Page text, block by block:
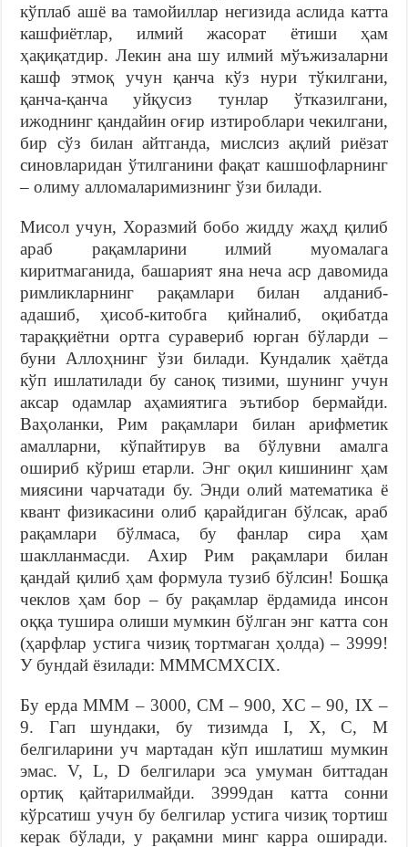
кўплаб ашё ва тамойиллар негизида аслида катта
кашфиётлар, илмий жасорат ётиши ҳам
ҳақиқатдир. Лекин ана шу илмий мўъжизаларни
кашф этмоқ учун қанча кўз нури тўкилгани,
қанча-қанча уйқусиз тунлар ўтказилгани,
ижоднинг қандайин оғир изтироблари чекилгани,
бир сўз билан айтганда, мислсиз ақлий риёзат
синовларидан ўтилганини фақат кашшофларнинг
– олиму алломаларимизнинг ўзи билади.
Мисол учун, Хоразмий бобо жидду жаҳд қилиб
араб рақамларини илмий муомалага
киритмаганида, башарият яна неча аср давомида
римликларнинг рақамлари билан алданиб-
адашиб, ҳисоб-китобга қийналиб, оқибатда
тараққиётни ортга суравериб юрган бўларди –
буни Аллоҳнинг ўзи билади. Кундалик ҳаётда
кўп ишлатилади бу саноқ тизими, шунинг учун
аксар одамлар аҳамиятига эътибор бермайди.
Ваҳоланки, Рим рақамлари билан арифметик
амалларни, кўпайтирув ва бўлувни амалга
ошириб кўриш етарли. Энг оқил кишининг ҳам
миясини чарчатади бу. Энди олий математика ё
квант физикасини олиб қарайдиган бўлсак, араб
рақамлари бўлмаса, бу фанлар сира ҳам
шаклланмасди. Ахир Рим рақамлари билан
қандай қилиб ҳам формула тузиб бўлсин! Бошқа
чеклов ҳам бор – бу рақамлар ёрдамида инсон
оққа тушира олиши мумкин бўлган энг катта сон
(ҳарфлар устига чизиқ тортмаган ҳолда) – 3999!
У бундай ёзилади: MMMCMXCIX.
Бу ерда MMM – 3000, CM – 900, XC – 90, IX –
9. Гап шундаки, бу тизимда I, X, C, M
белгиларини уч мартадан кўп ишлатиш мумкин
эмас. V, L, D белгилари эса умуман биттадан
ортиқ қайтарилмайди. 3999дан катта сонни
кўрсатиш учун бу белгилар устига чизиқ тортиш
керак бўлади, у рақамни минг карра оширади.